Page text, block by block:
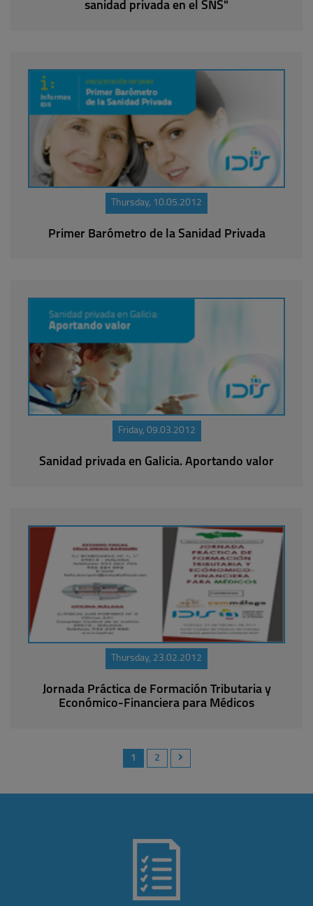
sanidad privada en el SNS"
Thursday, 10.05.2012
Primer Barómetro de la Sanidad Privada
Friday, 09.03.2012
Sanidad privada en Galicia. Aportando valor
Thursday, 23.02.2012
Jornada Práctica de Formación Tributaria y
Económico-Financiera para Médicos
1 2